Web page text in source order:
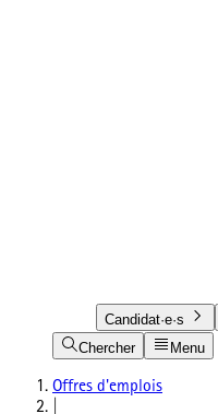
Candidat·e·s
Chercher
Menu
Offres d'emplois